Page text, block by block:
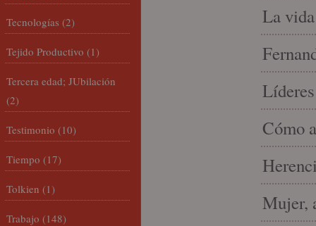
La
Cómo
Mujer,
Tecnologías (2)
Tejido Productivo (1)
Tercera edad; JUbilación
(2)
Testimonio (10)
Tiempo (17)
Tolkien (1)
Trabajo (148)